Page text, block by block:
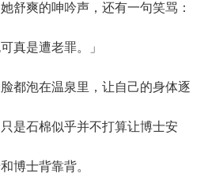
舒爽的呻吟声，还有一句笑骂：
真是遭老罪。」
泡在温泉里，让自己的身体逐
是石棉似乎并不打算让博士安
博士背靠背。